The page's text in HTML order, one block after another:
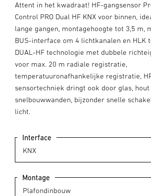
Attent in het kwadraat! HF-gangsensor
Control PRO Dual HF KNX voor binnen,
lange gangen, montagehoogte tot 3,5 m,
BUS-interface om 4 lichtkanalen en HLK
DUAL-HF technologie met dubbele
voor max. 20 m radiale registratie,
temperatuuronafhankelijke registratie,
sensortechniek dringt ook door glas, hout
snelbouwwanden, bijzonder snelle
licht.
Interface
Montage